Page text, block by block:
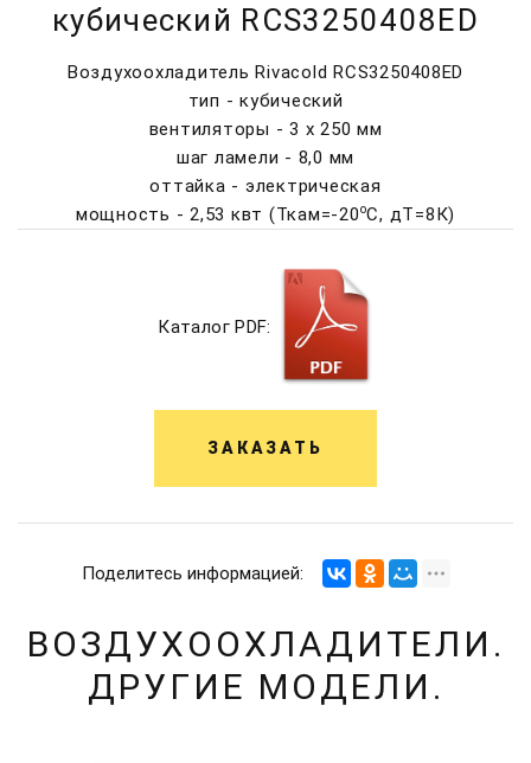
кубический RCS3250408ED
Воздухоохладитель Rivacold RCS3250408ED
тип - кубический
вентиляторы - 3 х 250 мм
шаг ламели - 8,0 мм
оттайка - электрическая
мощность - 2,53 квт (Ткам=-20оC, дТ=8К)
Каталог PDF:
ЗАКАЗАТЬ
Поделитесь информацией:
ВОЗДУХООХЛАДИТЕЛИ.
ДРУГИЕ МОДЕЛИ.